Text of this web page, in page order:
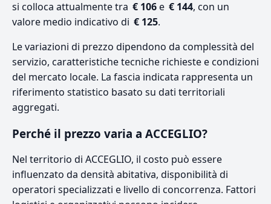
si colloca attualmente tra € 106e € 144, con un
valore medio indicativo di € 125.
Le variazioni di prezzo dipendono da complessità del
servizio, caratteristiche tecniche richieste e condizioni
del mercato locale. La fascia indicata rappresenta un
riferimento statistico basato su dati territoriali
aggregati.
Perché il prezzo varia a ACCEGLIO?
Nel territorio di ACCEGLIO, il costo può essere
influenzato da densità abitativa, disponibilità di
operatori specializzati e livello di concorrenza. Fattori